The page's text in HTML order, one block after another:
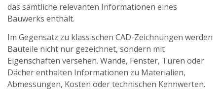
das sämtliche relevanten Informationen eines
Bauwerks enthält.
Im Gegensatz zu klassischen CAD-Zeichnungen werden
Bauteile nicht nur gezeichnet, sondern mit
Eigenschaften versehen. Wände, Fenster, Türen oder
Dächer enthalten Informationen zu Materialien,
Abmessungen, Kosten oder technischen Kennwerten.